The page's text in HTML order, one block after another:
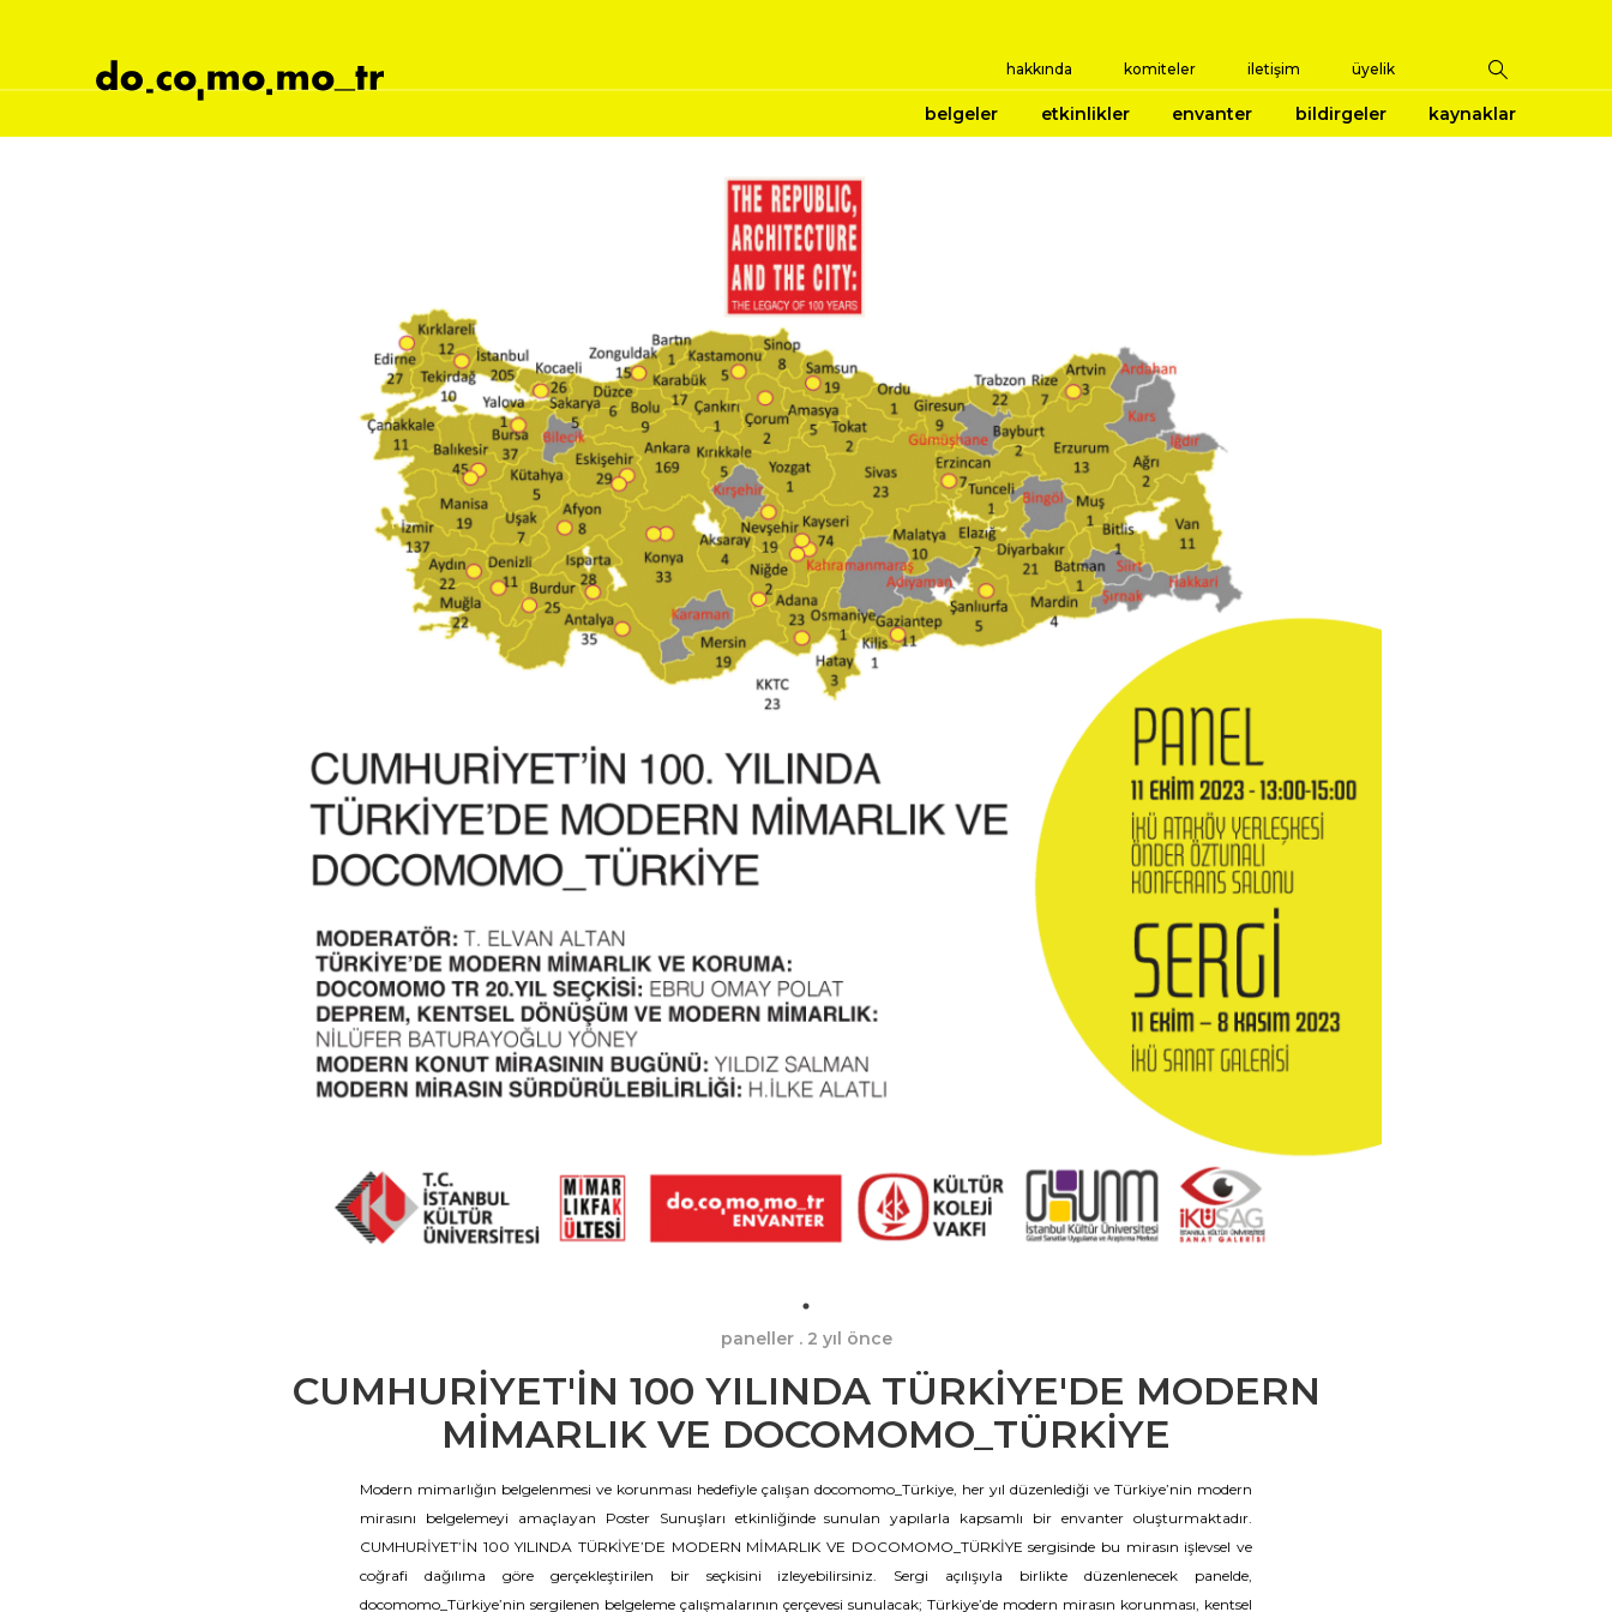
hakkında komiteler iletişim üyelik
belgeler etkinlikler envanter bildirgeler kaynaklar
paneller. 2 yıl önce
CUMHURİYET'İN 100 YILINDA TÜRKİYE'DE MODERN
MİMARLIK VE DOCOMOMO_TÜRKİYE
Modern mimarlığın belgelenmesi ve korunması hedefiyle çalışan docomomo_Türkiye, her yıl düzenlediği ve Türkiye’nin modern
mirasını belgelemeyi amaçlayan Poster Sunuşları etkinliğinde sunulan yapılarla kapsamlı bir envanter oluşturmaktadır.
CUMHURİYET’İN 100 YILINDA TÜRKİYE’DE MODERN MİMARLIK VE DOCOMOMO_TÜRKİYE sergisinde bu mirasın işlevsel ve
coğrafi dağılıma göre gerçekleştirilen bir seçkisini izleyebilirsiniz. Sergi açılışıyla birlikte düzenlenecek panelde,
docomomo_Türkiye’nin sergilenen belgeleme çalışmalarının çerçevesi sunulacak; Türkiye’de modern mirasın korunması, kentsel